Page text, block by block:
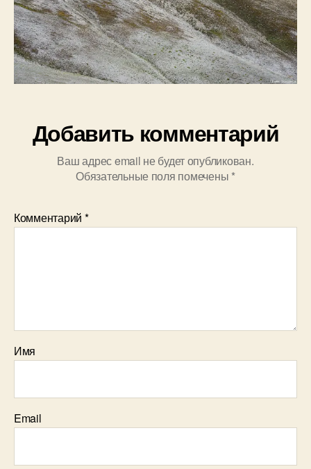
Добавить комментарий
Ваш адрес email не будет опубликован.
Обязательные поля помечены *
Комментарий *
Имя
Email